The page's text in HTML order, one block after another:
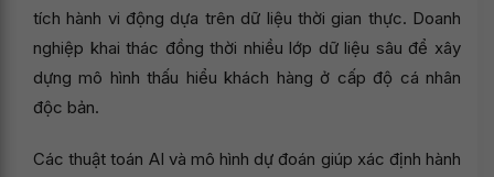
tích hành vi động dựa trên dữ liệu thời gian thực. Doanh
nghiệp khai thác đồng thời nhiều lớp dữ liệu sâu để xây
dựng mô hình thấu hiểu khách hàng ở cấp độ cá nhân
độc bản.
Các thuật toán AI và mô hình dự đoán giúp xác định hành